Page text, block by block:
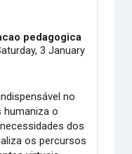
pedagogica
3 January
no
humaniza o
dos
os percursos